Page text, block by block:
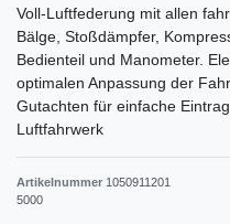
Voll-Luftfederung mit allen
Bälge, Stoßdämpfer,
Bedienteil und Manometer.
optimalen Anpassung der
Gutachten für einfache
Luftfahrwerk
Artikelnummer 1050911201
5000